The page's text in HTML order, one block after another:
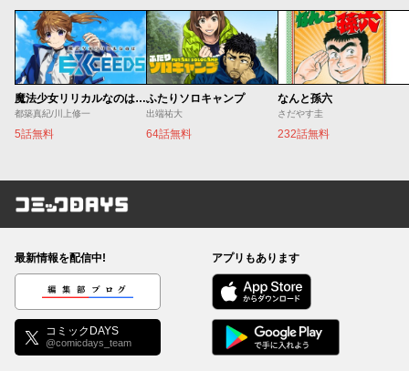
魔法少女リリカルなのは EXCEEDS
都築真紀/川上修一
5話無料
ふたりソロキャンプ
出端祐大
64話無料
なんと孫六
さだやす圭
232話無料
コミックDAYS
最新情報を配信中!
編集部ブログ
コミックDAYS
@comicdays_team
アプリもあります